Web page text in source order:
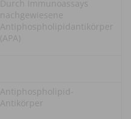
Durch Immunoassays
nachgewiesene
Antiphospholipidantikörper
(APA)
Antiphospholipid-
Antikörper